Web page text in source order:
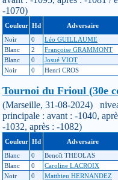
-1070)
Couleur Hd Adversaire
Noir
0 Léo GUILLAUME
Blanc
2 Françoise GRAMMONT
Blanc
0 Josué VIOT
Noir
0 Henri CROS
Tournoi du Frioul (30e
(Marseille, 31-08-2024)
principale : avant : -1040,
-1032, après : -1082)
Couleur Hd Adversaire
Blanc
0 Benoît THEOLAS
Blanc
0 Caroline LACROIX
Noir
0 Matthieu HERNANDEZ